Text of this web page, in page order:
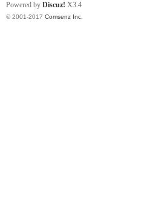
Powered by Discuz! X3.4
© 2001-2017 Comsenz Inc.